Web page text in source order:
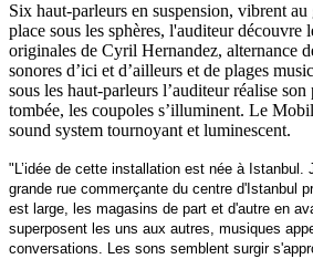
Six haut-parleurs en suspension, vibrent
place sous les sphères, l'auditeur découvre
originales de Cyril Hernandez, alternance
sonores d’ici et d’ailleurs et de plages
sous les haut-parleurs l’auditeur réalise
tombée, les coupoles s’illuminent. Le
sound system tournoyant et luminescent.
"L’idée de cette installation est née à
grande rue commerçante du centre d'Istanbul
est large, les magasins de part et d'autre en
superposent les uns aux autres, musiques
conversations. Les sons semblent surgir